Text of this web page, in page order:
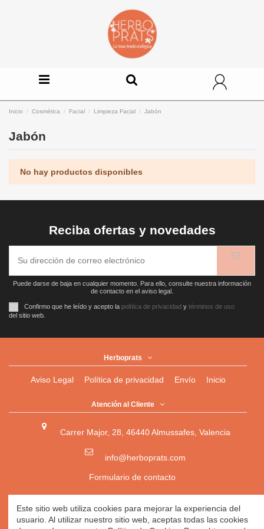
Inicio Cosmética Facial Limpieza Facial Jabón
Jabón
No hay productos disponibles
Reciba ofertas y novedades
Puede darse de baja en cualquier momento. Para ello, consulte nuestra información
de contacto en el aviso legal.
Confirmo que he leído y acepto la política de privacidad y términos de uso
del sitio web.
Herboprats
Aviso Legal Política de privacidad Envío Inicio
Atención al Cliente
Carrer Major, 28, 46440 Almussafes, Valencia
info@herboprats.com
Formulario de contacto
Herbolario|Herboristería|Tienda Ecológica Online|
Herbodietética |Tienda Online de Productos Naturales|
Este sitio web utiliza cookies para mejorar la experiencia del
usuario. Al utilizar nuestro sitio web, aceptas todas las cookies